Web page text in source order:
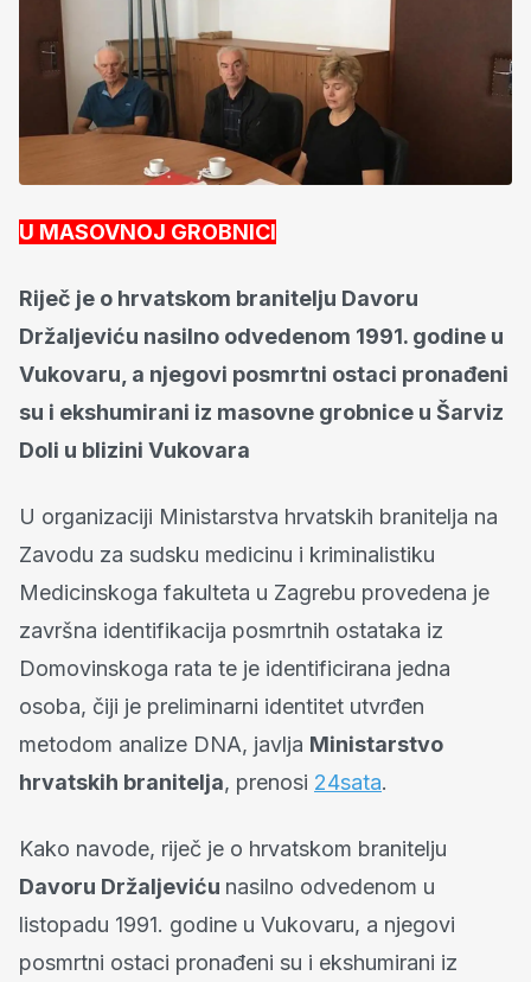
U MASOVNOJ GROBNICI
Riječ je o hrvatskom branitelju Davoru
Držaljeviću nasilno odvedenom 1991. godine u
Vukovaru, a njegovi posmrtni ostaci pronađeni
su i ekshumirani iz masovne grobnice u Šarviz
Doli u blizini Vukovara
U organizaciji Ministarstva hrvatskih branitelja na
Zavodu za sudsku medicinu i kriminalistiku
Medicinskoga fakulteta u Zagrebu provedena je
završna identifikacija posmrtnih ostataka iz
Domovinskoga rata te je identificirana jedna
osoba, čiji je preliminarni identitet utvrđen
metodom analize DNA, javlja Ministarstvo
hrvatskih branitelja, prenosi 24sata.
Kako navode, riječ je o hrvatskom branitelju
Davoru Držaljeviću nasilno odvedenom u
listopadu 1991. godine u Vukovaru, a njegovi
posmrtni ostaci pronađeni su i ekshumirani iz